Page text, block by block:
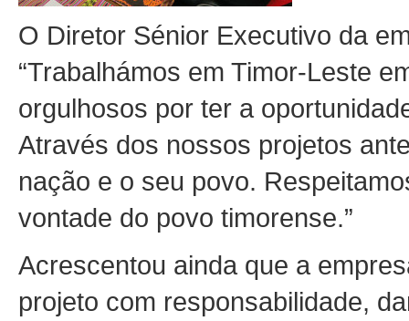
O Diretor Sénior Executivo da
“Trabalhámos em Timor-Leste
orgulhosos por ter a
Através dos nossos projetos
nação e o seu povo.
vontade do povo timorense.”
Acrescentou ainda que a
projeto com responsabilidade,